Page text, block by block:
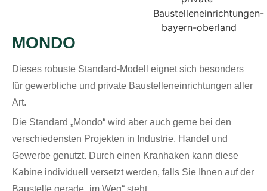
MONDO
Dieses robuste Standard-Modell eignet sich besonders
für gewerbliche und private Baustelleneinrichtungen aller
Art.
Die Standard „Mondo“ wird aber auch gerne bei den
verschiedensten Projekten in Industrie, Handel und
Gewerbe genutzt. Durch einen Kranhaken kann diese
Kabine individuell versetzt werden, falls Sie Ihnen auf der
Baustelle gerade „im Weg“ steht.